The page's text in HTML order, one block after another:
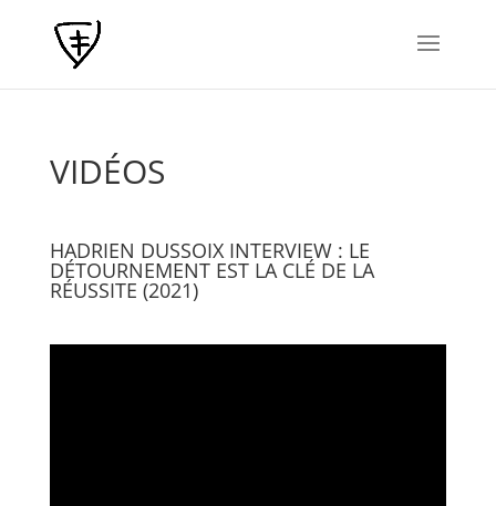
VIDÉOS
HADRIEN DUSSOIX INTERVIEW : LE
DÉTOURNEMENT EST LA CLÉ DE LA
RÉUSSITE (2021)